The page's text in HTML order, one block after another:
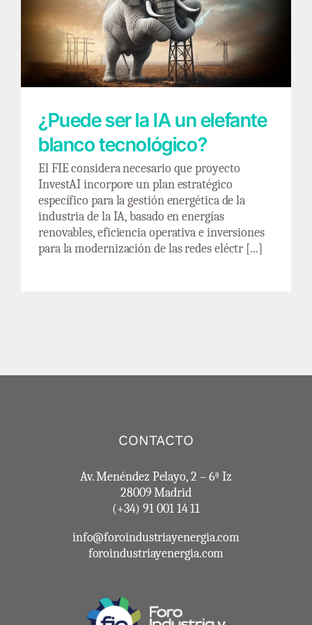
¿Puede ser la IA un elefante blanco
tecnológico?
¿Puede ser la IA un elefante
blanco tecnológico?
El FIE considera necesario que proyecto
InvestAI incorpore un plan estratégico
específico para la gestión energética de la
industria de la IA, basado en energías
renovables, eficiencia operativa e inversiones
para la modernización de las redes eléctr [...]
CONTACTO
Av. Menéndez Pelayo, 2 – 6ª Iz
28009 Madrid
(+34) 91 001 14 11
info@foroindustriayenergia.com
foroindustriayenergia.com